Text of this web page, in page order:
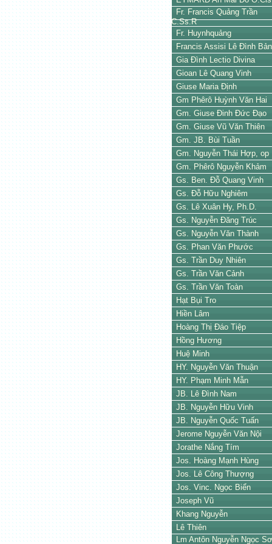
Fr. Francis Quảng Trần
C.Ss.R
Fr. Huynhquảng
Francis Assisi Lê Đình
Gia Đình Lectio Divina
Gioan Lê Quang Vinh
Giuse Maria Định
Gm Phêrô Huỳnh Văn Hai
Gm. Giuse Đinh Đức Đạo
Gm. Giuse Vũ Văn Thiên
Gm. JB. Bùi Tuần
Gm. Nguyễn Thái Hợp, op
Gm. Phêrô Nguyễn Khảm
Gs. Ben. Đỗ Quang Vinh
Gs. Đỗ Hữu Nghiêm
Gs. Lê Xuân Hy, Ph.D.
Gs. Nguyễn Đăng Trúc
Gs. Nguyễn Văn Thành
Gs. Phan Văn Phước
Gs. Trần Duy Nhiên
Gs. Trần Văn Cảnh
Gs. Trần Văn Toàn
Hạt Bụi Tro
Hiền Lâm
Hoàng Thị Đáo Tiệp
Hồng Hương
Huệ Minh
HY. Nguyễn Văn Thuận
HY. Phạm Minh Mẫn
JB. Lê Đình Nam
JB. Nguyễn Hữu Vinh
JB. Nguyễn Quốc Tuấn
Jerome Nguyễn Văn Nội
Jorathe Nắng Tím
Jos. Hoàng Mạnh Hùng
Jos. Lê Công Thượng
Jos. Vinc. Ngọc Biển
Joseph Vũ
Khang Nguyễn
Lê Thiên
Lm Antôn Nguyễn Ngọc